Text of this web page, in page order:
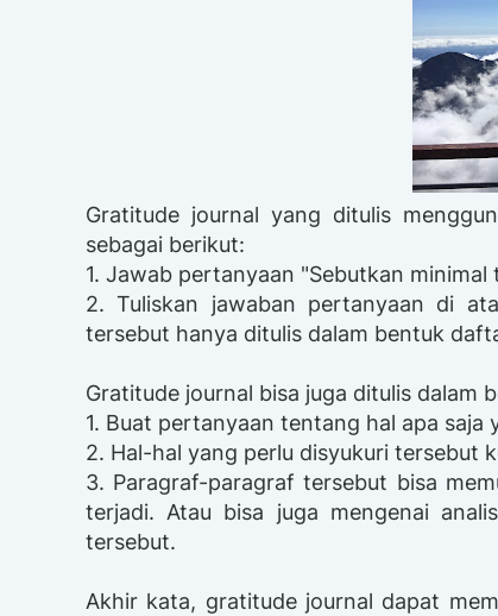
Gratitude journal yang ditulis
sebagai berikut:
1. Jawab pertanyaan "Sebutkan
2. Tuliskan jawaban pertanyaan di
tersebut hanya ditulis dalam bentuk
Gratitude journal bisa juga ditulis dalam
1. Buat pertanyaan tentang hal apa saja
2. Hal-hal yang perlu disyukuri tersebut
3. Paragraf-paragraf tersebut bisa
terjadi. Atau bisa juga mengenai
tersebut.
Akhir kata, gratitude journal dapat